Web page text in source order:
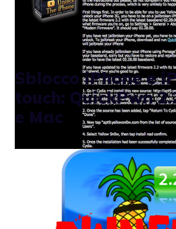
Soltanto poche ore dopo il
PwnageTool, il DevTeam
la nuova versione
È circolata ieri nel Mac Web
notizia sensazionale: da
sarebbe arrivato lo
Sblocco iPhone e
touch: QuickPwn
e Mac